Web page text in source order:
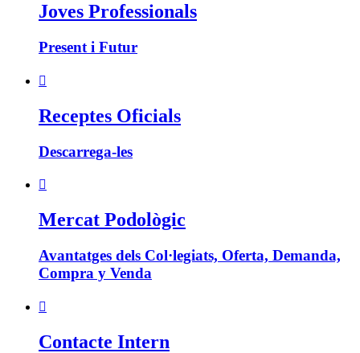
Joves Professionals
Present i Futur

Receptes Oficials
Descarrega-les

Mercat Podològic
Avantatges dels Col·legiats, Oferta, Demanda,
Compra y Venda

Contacte Intern